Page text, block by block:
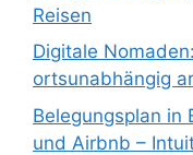
Reisen
Digitale
ortsunabhängig
Belegungsplan in
und Airbnb –